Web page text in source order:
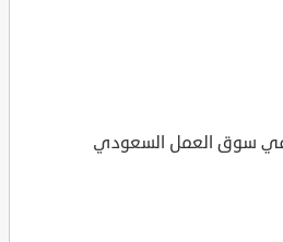
في سوق العمل السعودي